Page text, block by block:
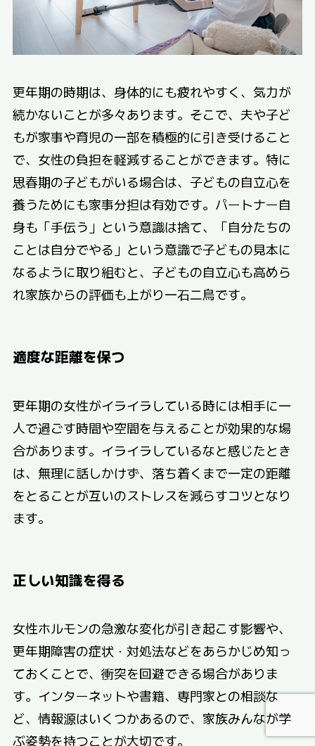
更年期の時期は、身体的にも疲れやすく、気力が
続かないことが多々あります。そこで、夫や子ど
もが家事や育児の一部を積極的に引き受けること
で、女性の負担を軽減することができます。特に
思春期の子どもがいる場合は、子どもの自立心を
養うためにも家事分担は有効です。パートナー自
身も「手伝う」という意識は捨て、「自分たちの
ことは自分でやる」という意識で子どもの見本に
なるように取り組むと、子どもの自立心も高めら
れ家族からの評価も上がり一石二鳥です。
適度な距離を保つ
更年期の女性がイライラしている時には相手に一
人で過ごす時間や空間を与えることが効果的な場
合があります。イライラしているなと感じたとき
は、無理に話しかけず、落ち着くまで一定の距離
をとることが互いのストレスを減らすコツとなり
ます。
正しい知識を得る
女性ホルモンの急激な変化が引き起こす影響や、
更年期障害の症状・対処法などをあらかじめ知っ
ておくことで、衝突を回避できる場合がありま
す。インターネットや書籍、専門家との相談な
ど、情報源はいくつかあるので、家族みんなが学
ぶ姿勢を持つことが大切です。